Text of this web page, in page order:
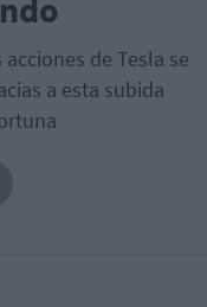
de Tesla se
a esta subida